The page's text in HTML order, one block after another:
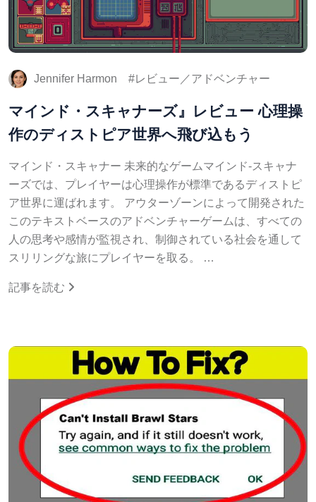
Jennifer Harmon レビュー／アドベンチャー
マインド・スキャナーズ』レビュー 心理操
作のディストピア世界へ飛び込もう
マインド・スキャナー 未来的なゲームマインド-スキャナ
ーズでは、プレイヤーは心理操作が標準であるディストピ
ア世界に運ばれます。 アウターゾーンによって開発された
このテキストベースのアドベンチャーゲームは、すべての
人の思考や感情が監視され、制御されている社会を通して
スリリングな旅にプレイヤーを取る。 …
記事を読む